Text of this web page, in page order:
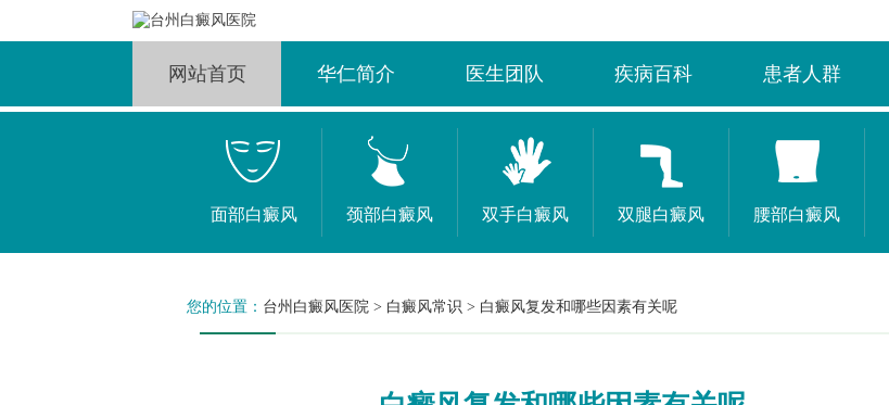
网站首页 华仁简介 医生团队 疾病百科 患者人群
面部白癜风 颈部白癜风 双手白癜风 双腿白癜风 腰部白癜风
您的位置： 台州白癜风医院 > 白癜风常识 > 白癜风复发和哪些因素有关呢